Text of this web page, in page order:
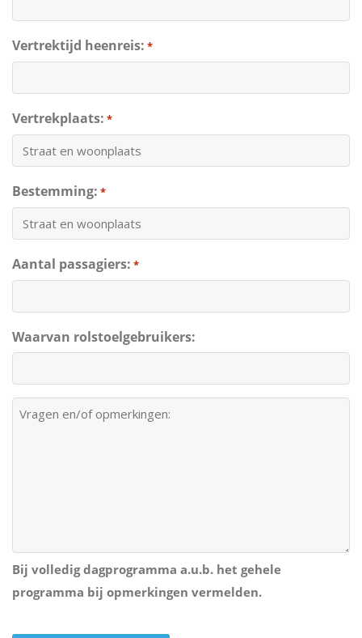
Vertrektijd heenreis: *
Vertrekplaats: *
Bestemming: *
Aantal passagiers: *
Waarvan rolstoelgebruikers:
Vragen
Bij volledig dagprogramma a.u.b. het gehele
programma bij opmerkingen vermelden.